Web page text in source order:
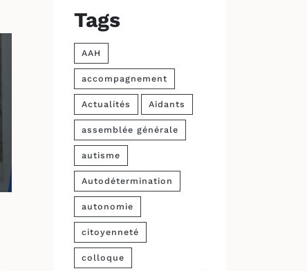
Tags
AAH
accompagnement
Actualités Aidants
assemblée générale
autisme
Autodétermination
autonomie
citoyenneté
colloque